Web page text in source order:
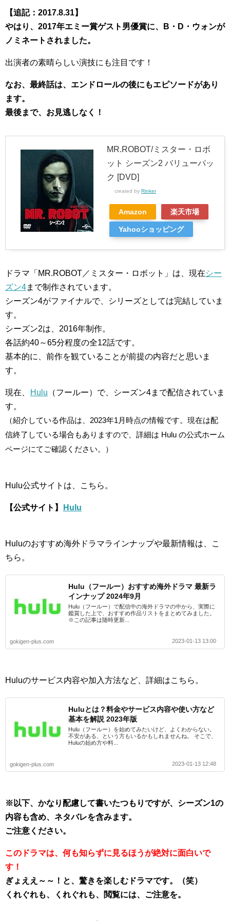
【追記：2017.8.31】
やはり、2017年エミー賞ゲスト男優賞に、B・D・ウォンが
ノミネートされました。
出演者の素晴らしい演技にも注目です！
なお、最終話は、エンドロールの後にもエピソードがあり
ます。
最後まで、お見逃しなく！
MR.ROBOT/ミスター・ロボ
ット シーズン2 バリューパッ
ク [DVD]
created by Rinker
Amazon 楽天市場
Yahooショッピング
ドラマ「MR.ROBOT／ミスター・ロボット」は、現在シー
ズン4まで制作されています。
シーズン4がファイナルで、シリーズとしては完結していま
す。
シーズン2は、2016年制作。
各話約40～65分程度の全12話です。
基本的に、前作を観ていることが前提の内容だと思いま
す。
現在、 Hulu （フールー）で、シーズン4まで配信されていま
す。
（紹介している作品は、2023年1月時点の情報です。現在は配
信終了している場合もありますので、詳細は Hulu の公式ホーム
ページにてご確認ください。）
Hulu公式サイトは、こちら。
【公式サイト】 Hulu
Huluのおすすめ海外ドラマラインナップや最新情報は、こ
ちら。
Hulu（フールー）おすすめ海外ドラマ 最新ラ
インナップ 2024年9月
Hulu（フールー）で配信中の海外ドラマの中から、実際に
鑑賞した上で、おすすめ作品リストをまとめてみました。
※この記事は随時更新...
gokigen-plus.com 2023-01-13 13:00
Huluのサービス内容や加入方法など、詳細はこちら。
Huluとは？料金やサービス内容や使い方など
基本を解説 2023年版
Hulu（フールー）を始めてみたいけど、よくわからない。
不安がある、という方もいるかもしれませんね。 そこで、
Huluの始め方や料...
gokigen-plus.com 2023-01-13 12:48
※以下、かなり配慮して書いたつもりですが、シーズン1の
内容も含め、ネタバレを含みます。
ご注意ください。
このドラマは、何も知らずに見るほうが絶対に面白いで
す！
ぎょええ～～！と、驚きを楽しむドラマです。（笑）
くれぐれも、くれぐれも、閲覧には、ご注意を。